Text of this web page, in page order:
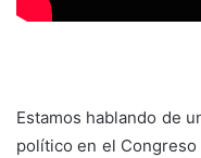
Estamos hablando de
político en el